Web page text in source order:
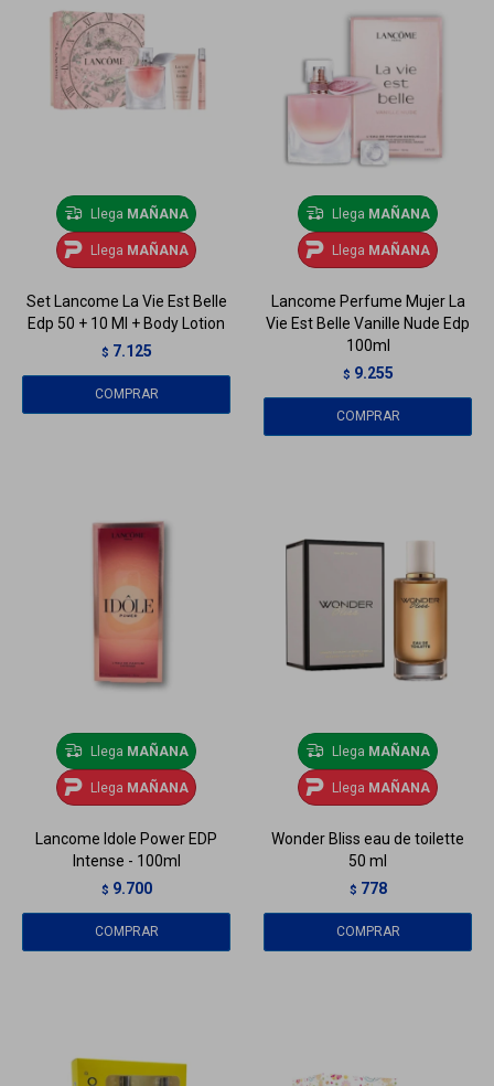
Llega MAÑANA
Llega MAÑANA
Set Lancome La Vie Est Belle
Edp 50 + 10 Ml + Body Lotion
$ 7.125
Llega MAÑANA
Llega MAÑANA
Lancome Perfume Mujer La
Vie Est Belle Vanille Nude Edp
100ml
$ 9.255
Llega MAÑANA
Llega MAÑANA
Lancome Idole Power EDP
Intense - 100ml
$ 9.700
Llega MAÑANA
Llega MAÑANA
Wonder Bliss eau de toilette
50 ml
$ 778